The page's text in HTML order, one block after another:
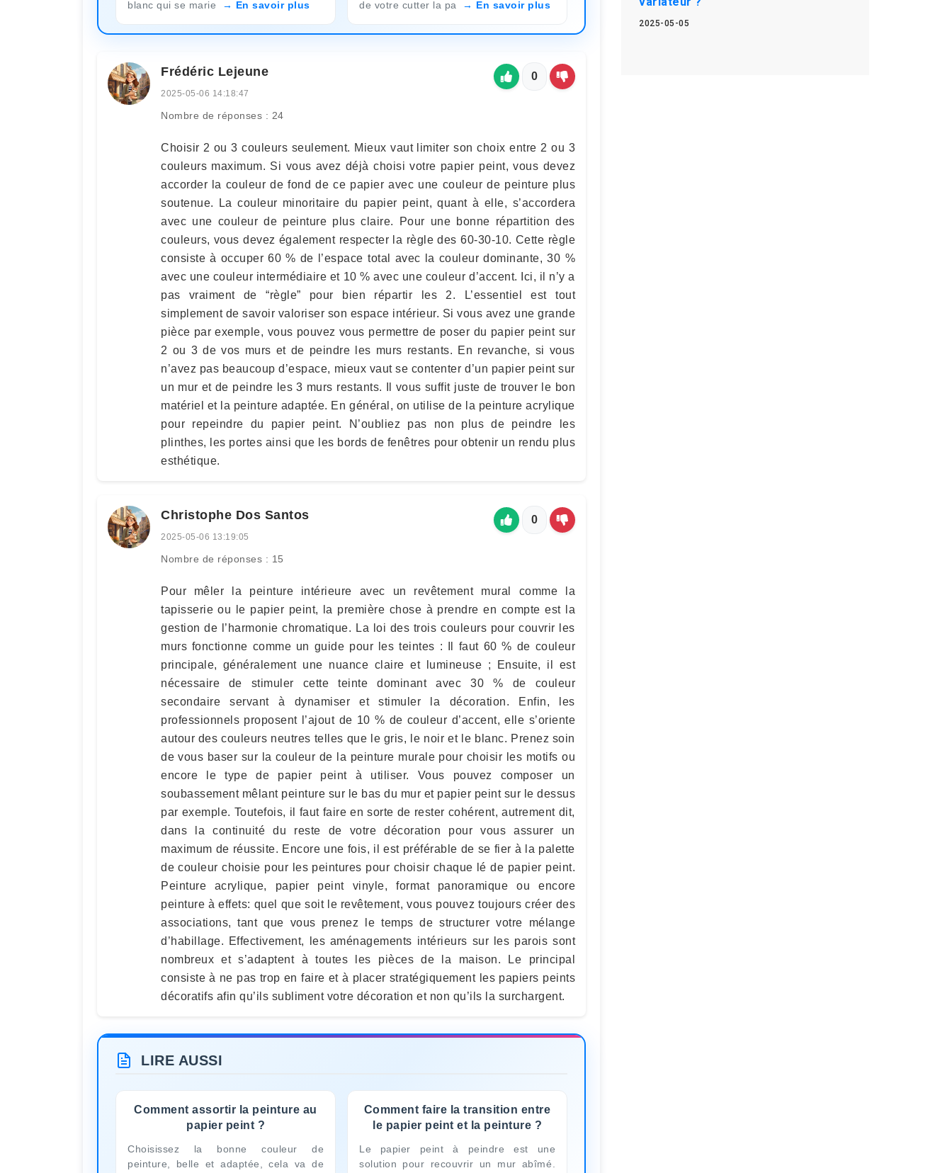
blanc qui se marie
En savoir plus
de votre cutter la pa
En savoir plus
Frédéric Lejeune
2025-05-06 14:18:47
Nombre de réponses : 24
0
Choisir 2 ou 3 couleurs seulement. Mieux vaut limiter son choix entre 2 ou 3
couleurs maximum. Si vous avez déjà choisi votre papier peint, vous devez
accorder la couleur de fond de ce papier avec une couleur de peinture plus
soutenue. La couleur minoritaire du papier peint, quant à elle, s’accordera
avec une couleur de peinture plus claire. Pour une bonne répartition des
couleurs, vous devez également respecter la règle des 60-30-10. Cette règle
consiste à occuper 60 % de l’espace total avec la couleur dominante, 30 %
avec une couleur intermédiaire et 10 % avec une couleur d’accent. Ici, il n’y a
pas vraiment de “règle” pour bien répartir les 2. L’essentiel est tout
simplement de savoir valoriser son espace intérieur. Si vous avez une grande
pièce par exemple, vous pouvez vous permettre de poser du papier peint sur
2 ou 3 de vos murs et de peindre les murs restants. En revanche, si vous
n’avez pas beaucoup d’espace, mieux vaut se contenter d’un papier peint sur
un mur et de peindre les 3 murs restants. Il vous suffit juste de trouver le bon
matériel et la peinture adaptée. En général, on utilise de la peinture acrylique
pour repeindre du papier peint. N’oubliez pas non plus de peindre les
plinthes, les portes ainsi que les bords de fenêtres pour obtenir un rendu plus
esthétique.
Christophe Dos Santos
2025-05-06 13:19:05
Nombre de réponses : 15
0
Pour mêler la peinture intérieure avec un revêtement mural comme la
tapisserie ou le papier peint, la première chose à prendre en compte est la
gestion de l’harmonie chromatique. La loi des trois couleurs pour couvrir les
murs fonctionne comme un guide pour les teintes : Il faut 60 % de couleur
principale, généralement une nuance claire et lumineuse ; Ensuite, il est
nécessaire de stimuler cette teinte dominant avec 30 % de couleur
secondaire servant à dynamiser et stimuler la décoration. Enfin, les
professionnels proposent l’ajout de 10 % de couleur d’accent, elle s’oriente
autour des couleurs neutres telles que le gris, le noir et le blanc. Prenez soin
de vous baser sur la couleur de la peinture murale pour choisir les motifs ou
encore le type de papier peint à utiliser. Vous pouvez composer un
soubassement mêlant peinture sur le bas du mur et papier peint sur le dessus
par exemple. Toutefois, il faut faire en sorte de rester cohérent, autrement dit,
dans la continuité du reste de votre décoration pour vous assurer un
maximum de réussite. Encore une fois, il est préférable de se fier à la palette
de couleur choisie pour les peintures pour choisir chaque lé de papier peint.
Peinture acrylique, papier peint vinyle, format panoramique ou encore
peinture à effets: quel que soit le revêtement, vous pouvez toujours créer des
associations, tant que vous prenez le temps de structurer votre mélange
d’habillage. Effectivement, les aménagements intérieurs sur les parois sont
nombreux et s’adaptent à toutes les pièces de la maison. Le principal
consiste à ne pas trop en faire et à placer stratégiquement les papiers peints
décoratifs afin qu’ils subliment votre décoration et non qu’ils la surchargent.
LIRE AUSSI
Comment assortir la peinture au
papier peint ?
Choisissez la bonne couleur de
peinture, belle et adaptée, cela va de
Comment faire la transition entre
le papier peint et la peinture ?
Le papier peint à peindre est une
solution pour recouvrir un mur abîmé.
2025-05-05